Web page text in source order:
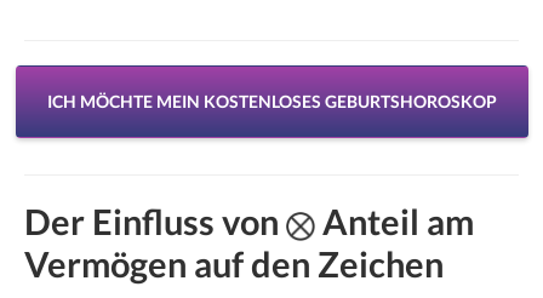
ICH MÖCHTE MEIN KOSTENLOSES GEBURTSHOROSKOP
Der Einfluss von
Anteil am
Vermögen auf den Zeichen